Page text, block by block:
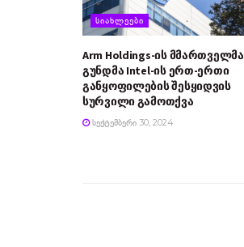
ᲡᲘᲐᲮᲚᲔᲔᲑᲘ
Arm Holdings-ის მმართველმა
გუნდმა Intel-ის ერთ-ერთი
განყოფილების შესყიდვის
სურვილი გამოთქვა
ᲡᲔᲥᲢᲔᲛᲑᲔᲠᲘ 30, 2024